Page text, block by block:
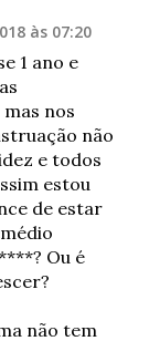
às 07:20
1 ano e
nos
não
e todos
estou
de estar
Ou é
não tem